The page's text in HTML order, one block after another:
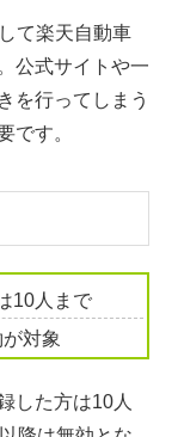
て楽天自動車
公式サイトや一
を行ってしまう
です。
10人まで
対象
した方は10人